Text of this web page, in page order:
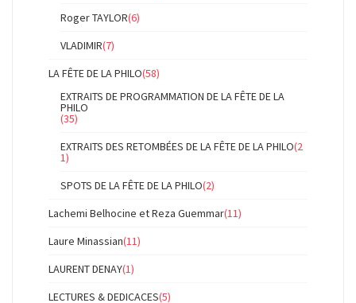
Roger TAYLOR(6)
VLADIMIR(7)
LA FÊTE DE LA PHILO(58)
EXTRAITS DE PROGRAMMATION DE LA FÊTE DE LA
PHILO
(35)
EXTRAITS DES RETOMBÉES DE LA FÊTE DE LA PHILO(2
1)
SPOTS DE LA FÊTE DE LA PHILO(2)
Lachemi Belhocine et Reza Guemmar(11)
Laure Minassian(11)
LAURENT DENAY(1)
LECTURES & DEDICACES(5)